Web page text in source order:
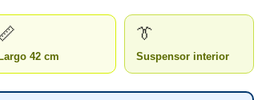
Largo 42 cm
👔
Suspensor interior